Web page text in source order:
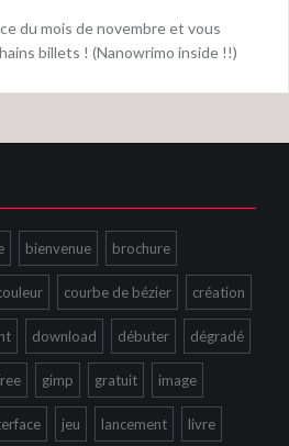
du mois de novembre et vous
billets ! (Nanowrimo inside !!)
bienvenue brochure
courbe de bézier création
download débuter dégradé
gimp gratuit image
jeu lancement livre